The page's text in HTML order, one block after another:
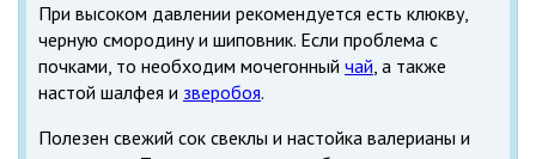
При высоком давлении рекомендуется есть клюкву,
черную смородину и шиповник. Если проблема с
почками, то необходим мочегонный чай, а также
настой шалфея и зверобоя.
Полезен свежий сок свеклы и настойка валерианы и